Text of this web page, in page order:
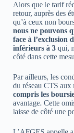
Alors que le tarif
retour, auprès des
qu’à ceux non
nous ne pouvons
face à l’exclusion
inférieurs à 3 qui,
côté dans cette
Par ailleurs, les
du réseau CTS aux
compris les
avantage. Cette
laisse de côté une